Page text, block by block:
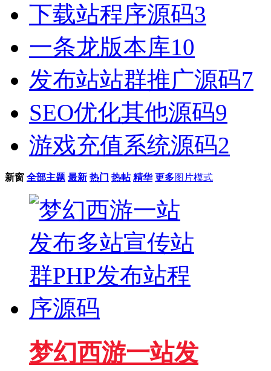
下载站程序源码3
一条龙版本库10
发布站站群推广源码7
SEO优化其他源码9
游戏充值系统源码2
新窗 全部主题 最新 热门 热帖 精华 更多图片模式
梦幻西游一站发